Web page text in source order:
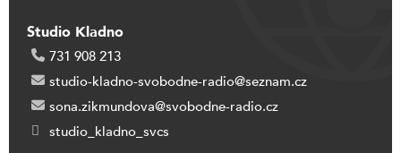
Studio Kladno
731 908 213
studio-kladno-svobodne-radio@seznam.cz
sona.zikmundova@svobodne-radio.cz
studio_kladno_svcs